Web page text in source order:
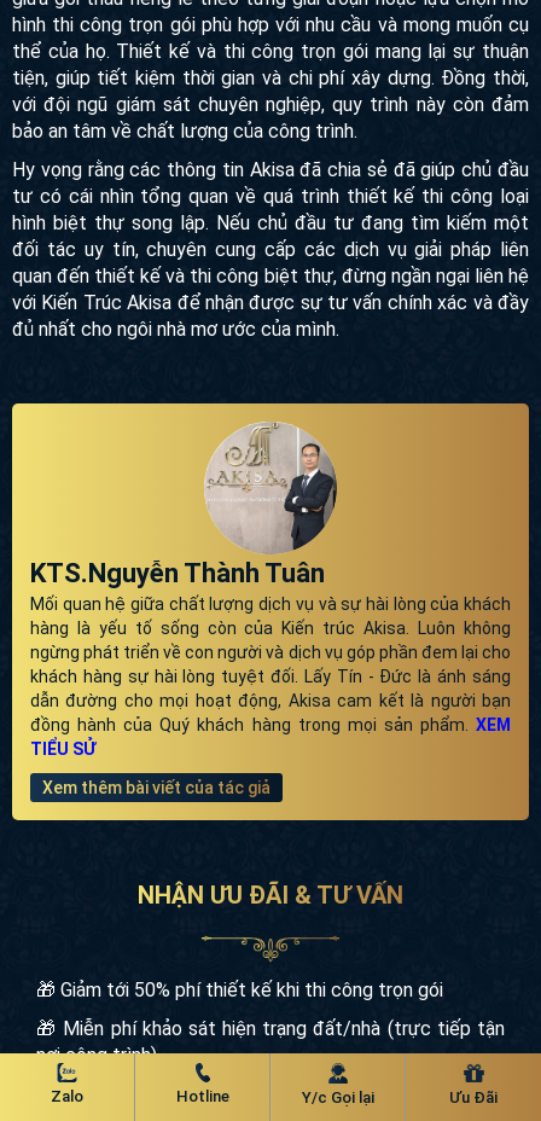
chuyên nghiệp và độ tin cậy của nhà thầu không chỉ đảm
bảo rằng dự án sẽ được thực hiện theo đúng kế hoạch mà
còn mang lại sự yên tâm và hài lòng cho chủ đầu tư.
Đối với các dự án xây dựng lớn, chủ đầu tư có thể lựa chọn
giữa gói thầu riêng lẻ theo từng giai đoạn hoặc lựa chọn mô
hình thi công trọn gói phù hợp với nhu cầu và mong muốn
cụ thể của họ. Thiết kế và thi công trọn gói mang lại sự
thuận tiện, giúp tiết kiệm thời gian và chi phí xây dựng.
Đồng thời, với đội ngũ giám sát chuyên nghiệp, quy trình
này còn đảm bảo an tâm về chất lượng của công trình.
Hy vọng rằng các thông tin Akisa đã chia sẻ đã giúp chủ đầu
tư có cái nhìn tổng quan về quá trình thiết kế thi công loại
quan đến thiết kế và thi công biệt thự, đừng ngần ngại liên
hệ với Kiến Trúc Akisa để nhận được sự tư vấn chính xác
và đầy đủ nhất cho ngôi nhà mơ ước của mình.
KTS.Nguyễn Thành Tuân
Mối quan hệ giữa chất lượng dịch vụ và sự hài lòng của khách
hàng là yếu tố sống còn của Kiến trúc Akisa. Luôn không
ngừng phát triển về con người và dịch vụ góp phần đem lại
XEM TIỂU SỬ
NHẬN ƯU ĐÃI & TƯ VẤN
Zalo Hotline Y/c Gọi lại Ưu Đãi